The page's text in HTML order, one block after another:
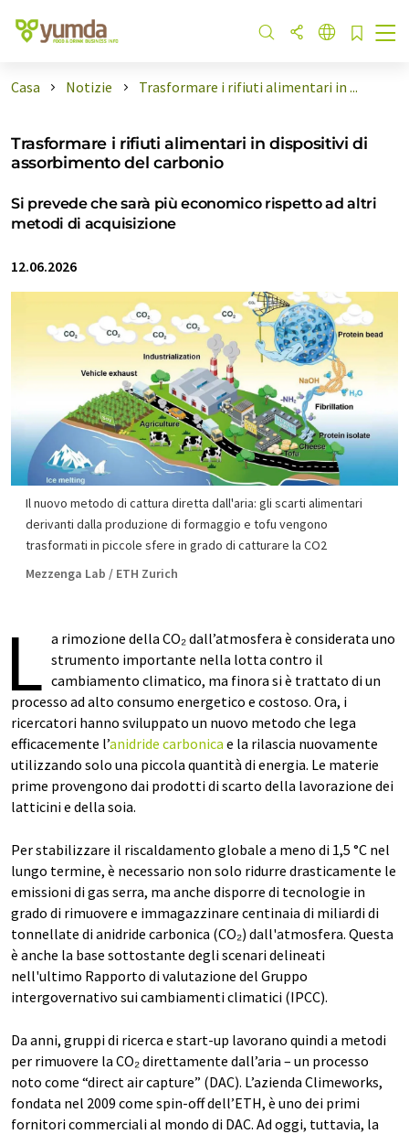
Casa Notizie Trasformare i rifiuti alimentari in ...
Trasformare i rifiuti alimentari in dispositivi di
assorbimento del carbonio
Si prevede che sarà più economico rispetto ad altri
metodi di acquisizione
12.06.2026
Il nuovo metodo di cattura diretta dall'aria: gli scarti alimentari
derivanti dalla produzione di formaggio e tofu vengono
trasformati in piccole sfere in grado di catturare la CO2
Mezzenga Lab / ETH Zurich
L a rimozione della CO₂ dall’atmosfera è considerata uno
strumento importante nella lotta contro il
cambiamento climatico, ma finora si è trattato di un
processo ad alto consumo energetico e costoso. Ora, i
ricercatori hanno sviluppato un nuovo metodo che lega
efficacemente l’anidride carbonica e la rilascia nuovamente
utilizzando solo una piccola quantità di energia. Le materie
prime provengono dai prodotti di scarto della lavorazione dei
latticini e della soia.
Per stabilizzare il riscaldamento globale a meno di 1,5 °C nel
lungo termine, è necessario non solo ridurre drasticamente le
emissioni di gas serra, ma anche disporre di tecnologie in
grado di rimuovere e immagazzinare centinaia di miliardi di
tonnellate di anidride carbonica (CO₂) dall'atmosfera. Questa
è anche la base sottostante degli scenari delineati
nell'ultimo Rapporto di valutazione del Gruppo
intergovernativo sui cambiamenti climatici (IPCC).
Da anni, gruppi di ricerca e start-up lavorano quindi a metodi
per rimuovere la CO₂ direttamente dall’aria – un processo
noto come “direct air capture” (DAC). L’azienda Climeworks,
fondata nel 2009 come spin-off dell’ETH, è uno dei primi
fornitori commerciali al mondo di DAC. Ad oggi, tuttavia, la